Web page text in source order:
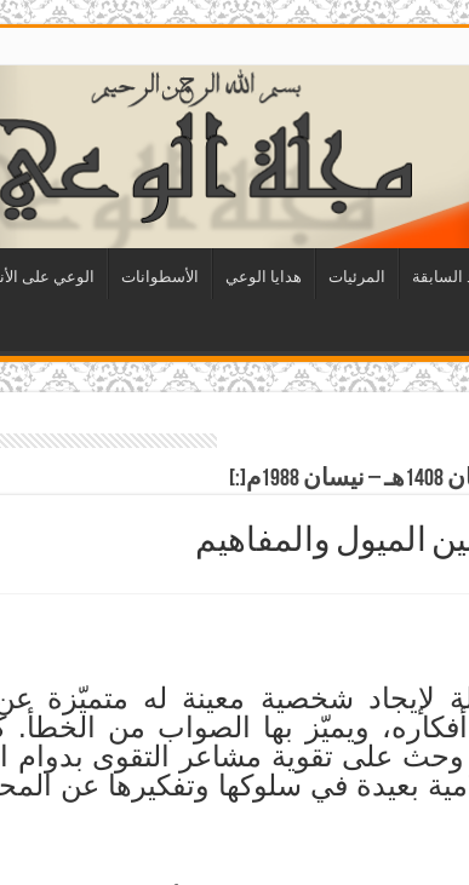
السابقة المرئيات هدايا الوعي الأسطوانات الوعي على
الميول والمفاهيم
لإيجاد شخصية معينة له متميّزة
أفكاره، ويميّز بها الصواب من
وحث على تقوية مشاعر التقوى بدوام
بعيدة في سلوكها وتفكيرها عن